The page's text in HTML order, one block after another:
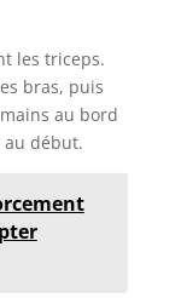
les triceps.
bras, puis
au bord
au début.